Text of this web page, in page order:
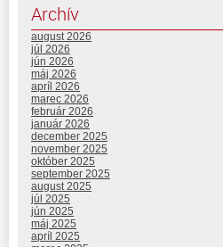
Archív
august 2026
júl 2026
jún 2026
máj 2026
apríl 2026
marec 2026
február 2026
január 2026
december 2025
november 2025
október 2025
september 2025
august 2025
júl 2025
jún 2025
máj 2025
apríl 2025